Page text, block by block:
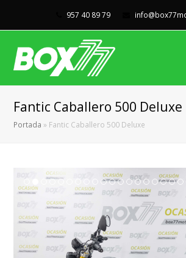
957 40 89 79
Fantic Caballero 500 Deluxe
Portada » Fantic Caballero 500 Deluxe